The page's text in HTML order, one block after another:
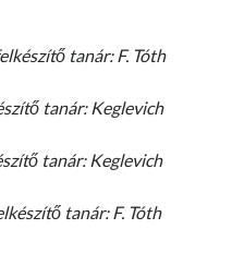
tanár: F. Tóth
tanár: Keglevich
tanár: Keglevich
tanár: F. Tóth